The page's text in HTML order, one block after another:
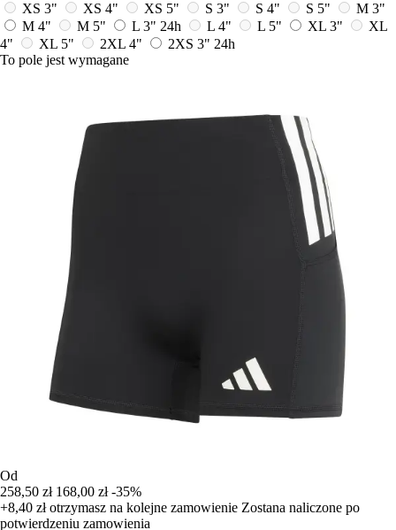
XS 3"
XS 4" XS 5" S 3" S 4" S 5"
M 3"
M 4"
M 5" L 3" 24h L 4" L 5" XL 3"
XL
4"
XL 5" 2XL 4" 2XS 3" 24h
To pole jest wymagane
Od
258,50 zł 168,00 zł -35%
+8,40 złotrzymasz na kolejne zamowienie Zostana naliczone po
potwierdzeniu zamowienia